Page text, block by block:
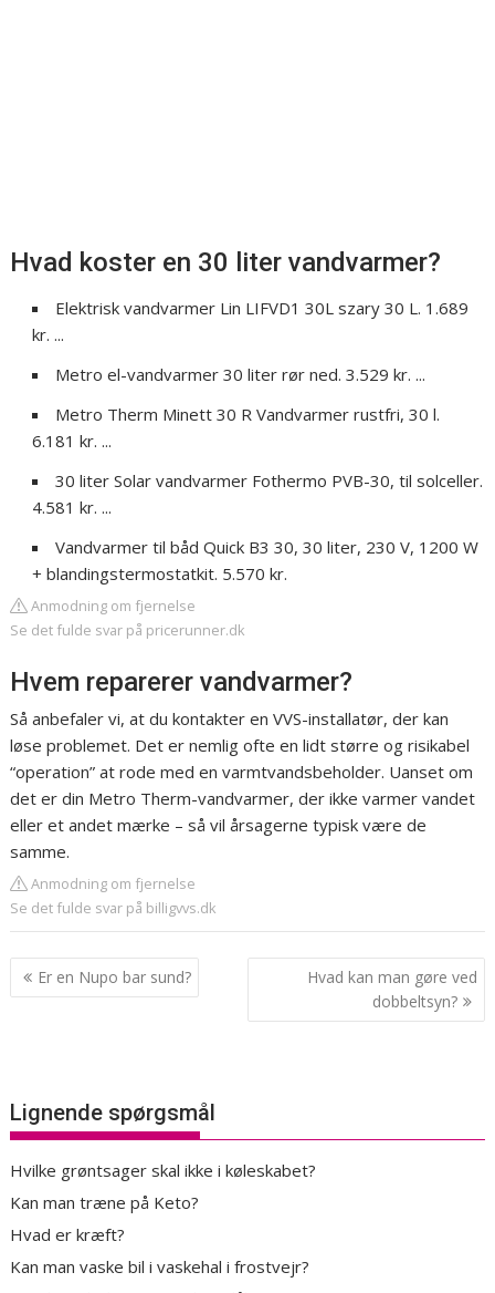
Hvad koster en 30 liter vandvarmer?
Elektrisk vandvarmer Lin LIFVD1 30L szary 30 L. 1.689
kr. ...
Metro el-vandvarmer 30 liter rør ned. 3.529 kr. ...
Metro Therm Minett 30 R Vandvarmer rustfri, 30 l.
6.181 kr. ...
30 liter Solar vandvarmer Fothermo PVB-30, til solceller.
4.581 kr. ...
Vandvarmer til båd Quick B3 30, 30 liter, 230 V, 1200 W
+ blandingstermostatkit. 5.570 kr.
Anmodning om fjernelse
Se det fulde svar på pricerunner.dk
Hvem reparerer vandvarmer?
Så anbefaler vi, at du kontakter en VVS-installatør, der kan
løse problemet. Det er nemlig ofte en lidt større og risikabel
“operation” at rode med en varmtvandsbeholder. Uanset om
det er din Metro Therm-vandvarmer, der ikke varmer vandet
eller et andet mærke – så vil årsagerne typisk være de
samme.
Anmodning om fjernelse
Se det fulde svar på billigvvs.dk
Indlægsnavigation
Er en Nupo bar sund?
Hvad kan man gøre ved
dobbeltsyn?
Lignende spørgsmål
Hvilke grøntsager skal ikke i køleskabet?
Kan man træne på Keto?
Hvad er kræft?
Kan man vaske bil i vaskehal i frostvejr?